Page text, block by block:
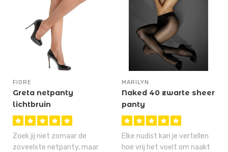
FIORE
Greta netpanty
lichtbruin
Zoek jij niet zomaar de
zoveelste netpanty, maar
MARILYN
Naked 40 zwarte sheer
panty
Elke nudist kan je vertellen
hoe vrij het voelt om naakt